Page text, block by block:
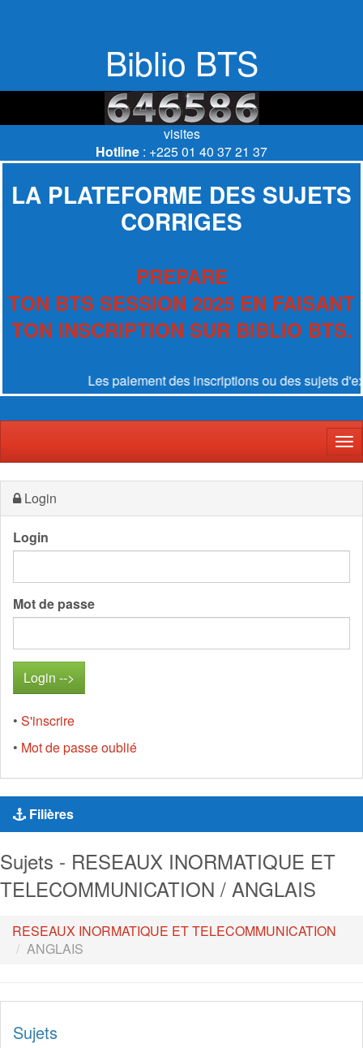
Biblio BTS
visites
Hotline : +225 01 40 37 21 37
LA PLATEFORME DES SUJETS
CORRIGES
PREPARE
TON BTS SESSION 2025 EN FAISANT
TON INSCRIPTION SUR BIBLIO BTS.
Les paiement des inscriptions ou des sujets
Login
Login
Mot de passe
• S'inscrire
• Mot de passe oublié
Filières
Sujets - RESEAUX INORMATIQUE ET
TELECOMMUNICATION / ANGLAIS
RESEAUX INORMATIQUE ET TELECOMMUNICATION
ANGLAIS
Sujets